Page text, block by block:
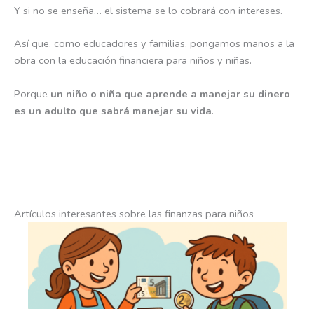
Y si no se enseña… el sistema se lo cobrará con intereses.
Así que, como educadores y familias, pongamos manos a la
obra con la educación financiera para niños y niñas.
Porque un niño o niña que aprende a manejar su dinero
es un adulto que sabrá manejar su vida.
Artículos interesantes sobre las finanzas para niños